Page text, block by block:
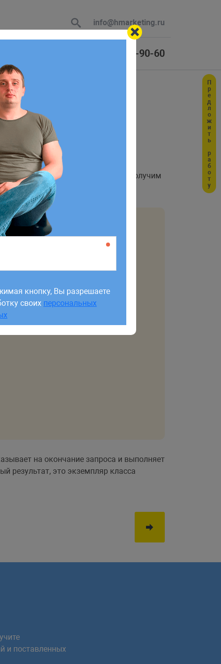
info@hmarketing.ru
+7 (925) 464-90-60
с take() . Давайте для примера получим
на окончание запроса и выполняет
результат, это экземпляр класса
и поставленных
ответ
с учетом
кнопку, Вы разрешаете
Предложить работу
кнопку, Вы разрешаете
своих персональных